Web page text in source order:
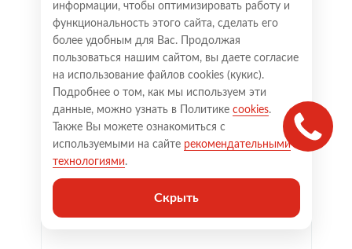
информации, чтобы оптимизировать работу и
функциональность этого сайта, сделать его
более удобным для Вас. Продолжая
пользоваться нашим сайтом, вы даете согласие
на использование файлов cookies (кукиc).
Подробнее о том, как мы используем эти
данные, можно узнать в Политике cookies.
Также Вы можете ознакомиться с
используемыми на сайте рекомендательными
технологиями.
Скрыть